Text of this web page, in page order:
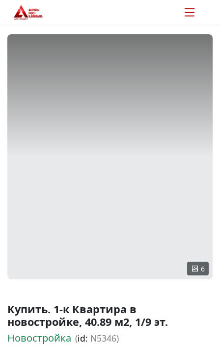
6
Купить. 1-к Квартира в
новостройке, 40.89 м2, 1/9 эт.
Новостройка (id: N5346)